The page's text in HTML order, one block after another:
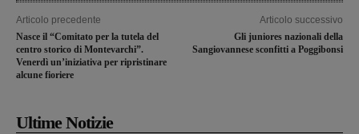
Articolo precedente
Nasce il “Comitato per la tutela del
centro storico di Montevarchi”.
Venerdì un’iniziativa per ripristinare
alcune fioriere
Articolo successivo
Gli juniores nazionali della
Sangiovannese sconfitti a Poggibonsi
Ultime Notizie